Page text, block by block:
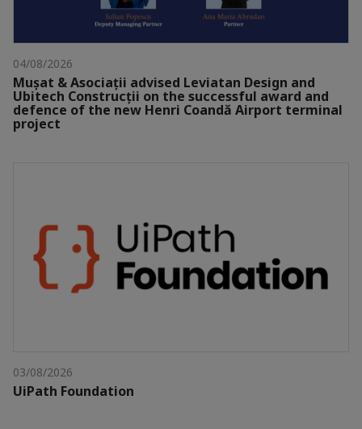
04/08/2026
Mușat & Asociații advised Leviatan Design and
Ubitech Construcții on the successful award and
defence of the new Henri Coandă Airport terminal
project
03/08/2026
UiPath Foundation